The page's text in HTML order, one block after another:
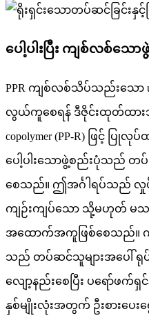
ပေါ့ပါးပြီး ကျစ်လစ်သေ
PPR ကျစ်လစ်သိပ်သည်းသော
လွယ်ကူစေရန် ဒီဇိုင်းထုတ်ထားသည်
copolymer (PP-R) ဖြင့် ပြု
ပေါ့ပါးသောဖွဲ့စည်းပုံသည်
စေသည်။ ဤအင်္ဂါရပ်သည် လှု
ကျဉ်းကျပ်သော သို့မဟုတ် မသ
အထောက်အကူဖြစ်စေသည်။
သည် တပ်ဆင်သူများအပေါ် ရု
လျော့နည်းစေပြီး ပရော်ဖက်ရှင်
နှစ်မျိုးလုံးအတွက် ဦးစားပေ